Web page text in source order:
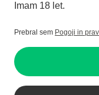
Imam 18 let.
Prebral sem Pogoji in